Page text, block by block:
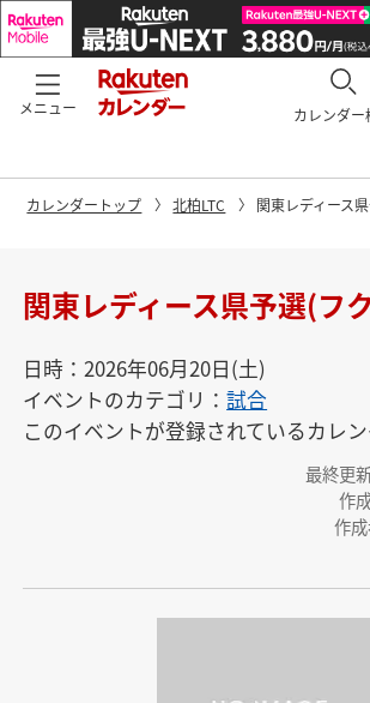
メニュー カレンダー
カレンダートップ 北柏LTC 関東レディース
関東レディース県予選(フ
日時：2026年06月20日(土)
イベントのカテゴリ：試合
このイベントが登録されているカレ
最終更
作
作